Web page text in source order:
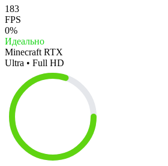
183
FPS
0%
Идеально
Minecraft RTX
Ultra • Full HD